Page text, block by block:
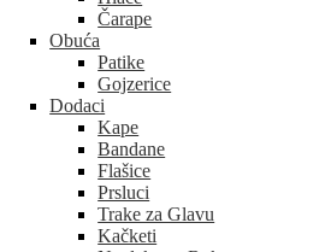
Čarape
Obuća
Patike
Gojzerice
Dodaci
Kape
Bandane
Flašice
Prsluci
Trake za Glavu
Kačketi